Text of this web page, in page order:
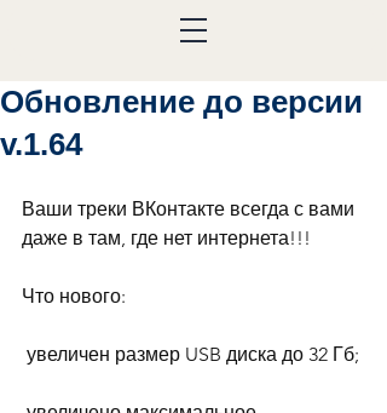
Обновление до версии
v.1.64
Ваши треки ВКонтакте всегда с вами
даже в там, где нет интернета!!!
Что нового:
увеличен размер USB диска до 32 Гб;